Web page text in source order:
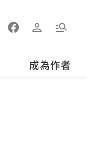
成為作者